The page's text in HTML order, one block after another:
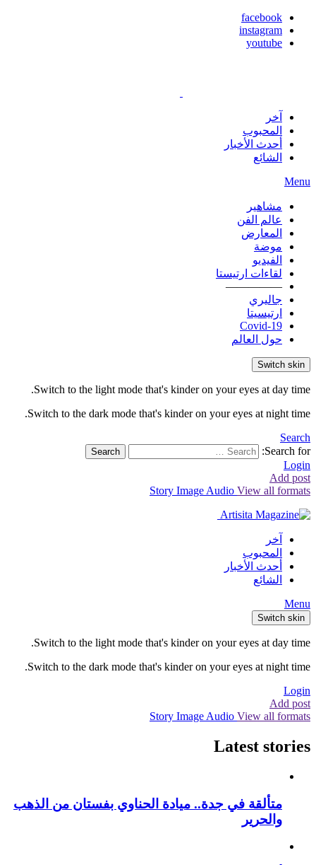
facebook
instagram
youtube
آخر
المحبوب
أحدث الأخبار
الشائع
Menu
مشاهير
عالم الفن
المعارض
موضة
الفيديو
لقاءات ارتيستا
—————
جاليري
ارتيسيتا
Covid-19
حول العالم
Switch skin
Switch to the light mode that's kinder on your eyes at day time.
Switch to the dark mode that's kinder on your eyes at night time.
Search
Search for:
Search
Login
Add post
Story Image Audio View all formats
آخر
المحبوب
أحدث الأخبار
الشائع
Menu
Switch skin
Switch to the light mode that's kinder on your eyes at day time.
Switch to the dark mode that's kinder on your eyes at night time.
Login
Add post
Story Image Audio View all formats
Latest stories
متألقة في جدة.. ميادة الحناوي بفستان من الذهب
والحرير